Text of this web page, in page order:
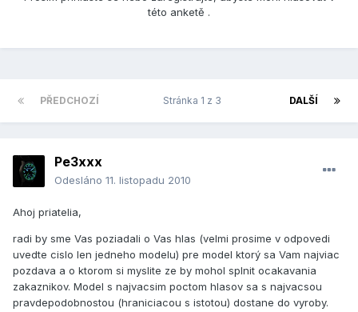
této anketě .
PŘEDCHOZÍ DALŠÍ
Stránka 1 z 3
Pe3xxx
Odesláno 11. listopadu 2010
Ahoj priatelia,
radi by sme Vas poziadali o Vas hlas (velmi prosime v odpovedi
uvedte cislo len jedneho modelu) pre model ktorý sa Vam najviac
pozdava a o ktorom si myslite ze by mohol splnit ocakavania
zakaznikov. Model s najvacsim poctom hlasov sa s najvacsou
pravdepodobnostou (hraniciacou s istotou) dostane do vyroby.